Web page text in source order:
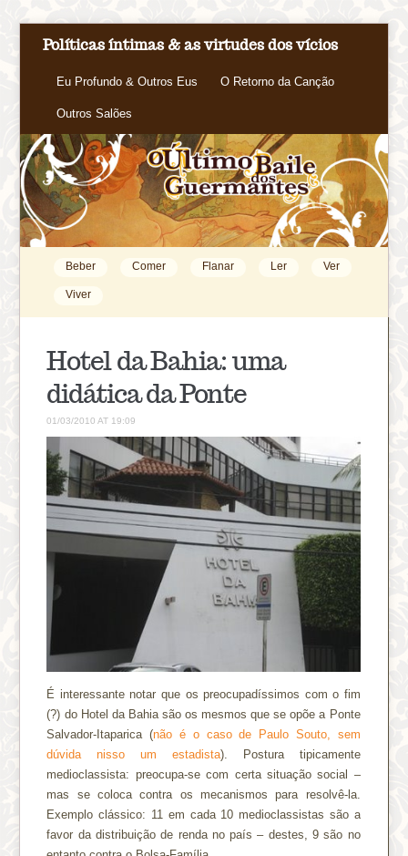
Políticas íntimas & as virtudes dos vícios
Eu Profundo & Outros Eus O Retorno da Canção
Outros Salões
Beber Comer Flanar Ler Ver
Viver
Hotel da Bahia: uma
didática da Ponte
01/03/2010 AT 19:09
É interessante notar que os preocupadíssimos com o fim
(?) do Hotel da Bahia são os mesmos que se opõe a Ponte
Salvador-Itaparica (não é o caso de Paulo Souto, sem
dúvida nisso um estadista). Postura tipicamente
medioclassista: preocupa-se com certa situação social –
mas se coloca contra os mecanismos para resolvê-la.
Exemplo clássico: 11 em cada 10 medioclassistas são a
favor da distribuição de renda no país – destes, 9 são no